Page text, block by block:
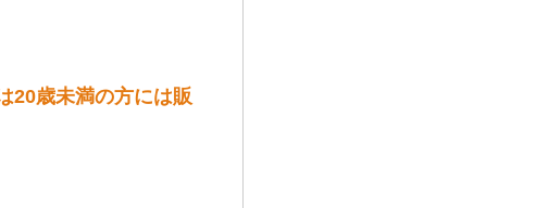
20歳未満の方には販